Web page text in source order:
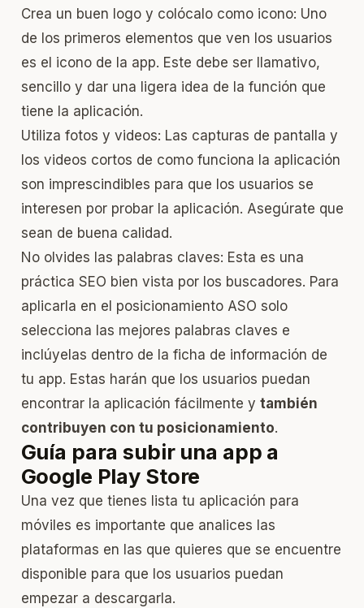
Crea un buen logo y colócalo como icono: Uno
de los primeros elementos que ven los usuarios
es el icono de la app. Este debe ser llamativo,
sencillo y dar una ligera idea de la función que
tiene la aplicación.
Utiliza fotos y videos: Las capturas de pantalla y
los videos cortos de como funciona la aplicación
son imprescindibles para que los usuarios se
interesen por probar la aplicación. Asegúrate que
sean de buena calidad.
No olvides las palabras claves: Esta es una
práctica SEO bien vista por los buscadores. Para
aplicarla en el posicionamiento ASO solo
selecciona las mejores palabras claves e
inclúyelas dentro de la ficha de información de
tu app. Estas harán que los usuarios puedan
encontrar la aplicación fácilmente y también
contribuyen con tu posicionamiento.
Guía para subir una app a
Google Play Store
Una vez que tienes lista tu aplicación para
móviles es importante que analices las
plataformas en las que quieres que se encuentre
disponible para que los usuarios puedan
empezar a descargarla.